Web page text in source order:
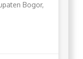
Bogor,